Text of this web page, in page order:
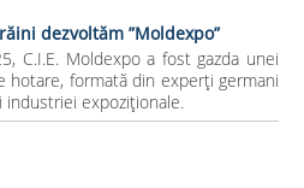
dezvoltăm ”Moldexpo”
C.I.E. Moldexpo a fost gazda unei
hotare, formată din experți germani
industriei expoziționale.